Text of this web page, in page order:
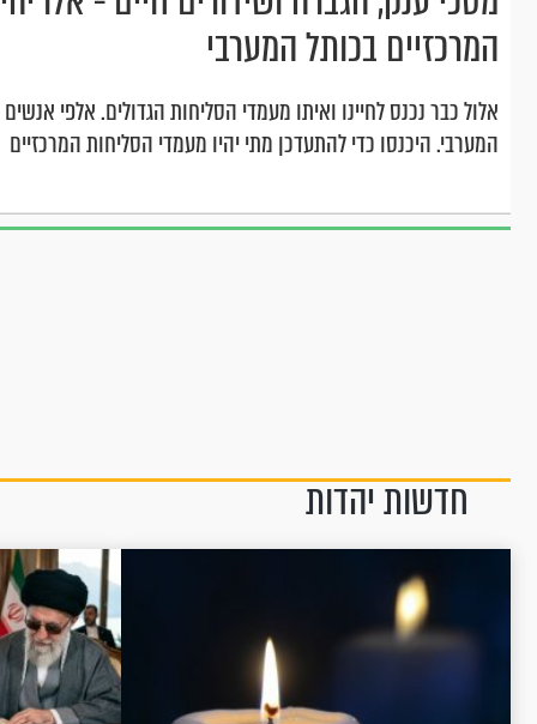
המרכזיים בכותל המערבי
אלול כבר נכנס לחיינו ואיתו מעמדי הסליחות הגדולים. אלפי
המערבי. היכנסו כדי להתעדכן מתי יהיו מעמדי הסליחות המרכזיים
חדשות יהדות